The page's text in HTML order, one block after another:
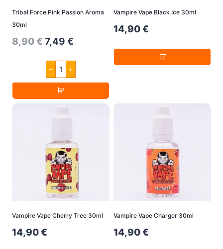
Tribal Force Pink Passion Aroma
30ml
8,90€Original
was:
8,90 €.
7,49 €
7,49 €.
–
Tribal
Force
Pink
Passion
Aroma
30ml
Menge
+
Vampire Vape Black Ice 30ml
14,90€
Vampire Vape Cherry Tree 30ml
14,90€
Vampire Vape Charger 30ml
14,90€